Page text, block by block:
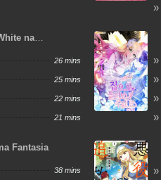
na
26 mins
25 mins
22 mins
21 mins
Fantasia
38 mins